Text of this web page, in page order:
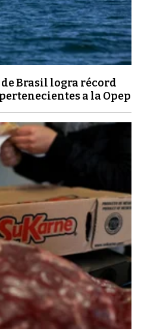
Brasil logra récord
a la Opep